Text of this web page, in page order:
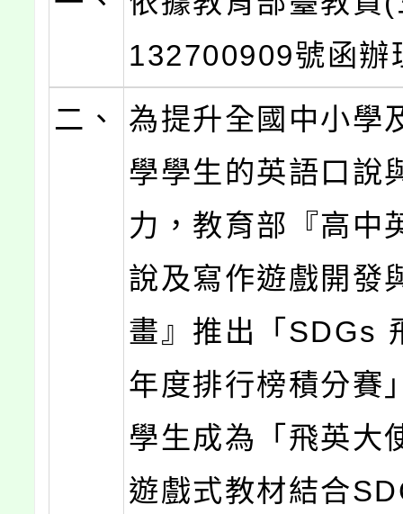
132700909號函辦
二、
為提升全國中小學
學學生的英語口說
力，教育部『高中
說及寫作遊戲開發
畫』推出「SDGs
年度排行榜積分賽
學生成為「飛英大
遊戲式教材結合